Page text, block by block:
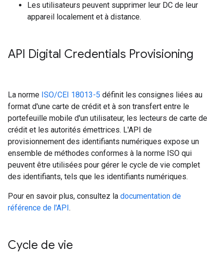
Les utilisateurs peuvent supprimer leur DC de leur
appareil localement et à distance.
API Digital Credentials Provisioning
La norme ISO/CEI 18013-5 définit les consignes liées au
format d'une carte de crédit et à son transfert entre le
portefeuille mobile d'un utilisateur, les lecteurs de carte de
crédit et les autorités émettrices. L'API de
provisionnement des identifiants numériques expose un
ensemble de méthodes conformes à la norme ISO qui
peuvent être utilisées pour gérer le cycle de vie complet
des identifiants, tels que les identifiants numériques.
Pour en savoir plus, consultez la documentation de
référence de l'API.
Cycle de vie